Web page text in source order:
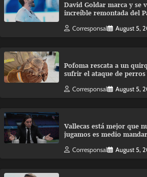
David Goldar marca y se
increíble remontada del
Corresponsal August 5,
Pofoma rescata a un
sufrir el ataque de perros
Corresponsal August 5,
Vallecas está mejor que
jugamos es medio
Corresponsal August 5,